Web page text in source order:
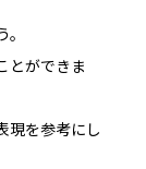
とができま
現を参考にし